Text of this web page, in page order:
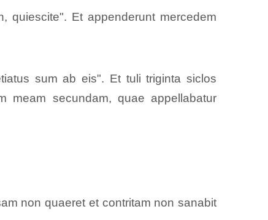
quiescite". Et appenderunt mercedem
sum ab eis". Et tuli triginta siclos
meam secundam, quae appellabatur
non quaeret et contritam non sanabit